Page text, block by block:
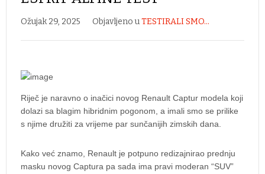
Ožujak 29, 2025 Objavljeno uTESTIRALI SMO...
Riječ je naravno o inačici novog Renault Captur modela koji
dolazi sa blagim hibridnim pogonom, a imali smo se prilike
s njime družiti za vrijeme par sunčanijih zimskih dana.
Kako već znamo, Renault je potpuno redizajnirao prednju
masku novog Captura pa sada ima pravi moderan “SUV”